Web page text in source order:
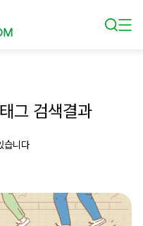
그 검색결과
습니다